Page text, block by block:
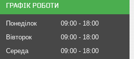
ГРАФІК РОБОТИ
Понеділок 09:00
18:00
Вівторок
09:00
18:00
Середа
09:00
18:00